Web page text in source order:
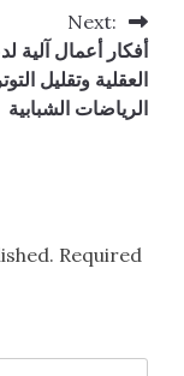
Next:
أفكار أعمال آلية
العقلية وتقليل
الرياضات الشبابية
Required